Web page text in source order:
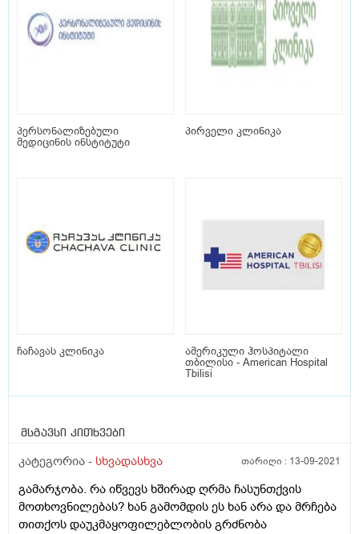
პერსონალიზებული
მედიცინის ინსტიტუტი
პირველი კლინიკა
ჩაჩავას კლინიკა
ამერიკული ჰოსპიტალი
თბილისი - American Hospital
Tbilisi
მსგავსი კითხვები
კატეგორია - სხვადასხვა თარიღი : 13-09-2021
გამარჯობა. რა იწვევს ხშირად ღრმა ჩასუნთქვის
მოთხოვნილებას? ხან გამომდის ეს ხან არა და მრჩება
თითქოს დაუკმაყოფილებლობის გრძნობა